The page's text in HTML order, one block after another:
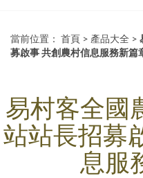
當前位置： 首頁 > 產品大全 >
募啟事 共創農村信息服務新篇
易村客全國
站站長招募
息服